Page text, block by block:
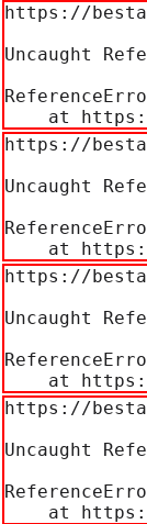
https://
Uncaught
at
https://
Uncaught
at
https://
Uncaught
at
https://
Uncaught
at